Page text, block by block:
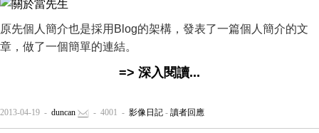
原先個人簡介也是採用Blog的架構，發表了一篇個人簡介的文
章，做了一個簡單的連結。
=> 深入閱讀...
2013-04-19 - duncan - 4001 - 影像日記 - 讀者回應